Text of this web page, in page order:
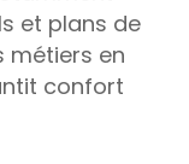
et plans de
métiers en
confort